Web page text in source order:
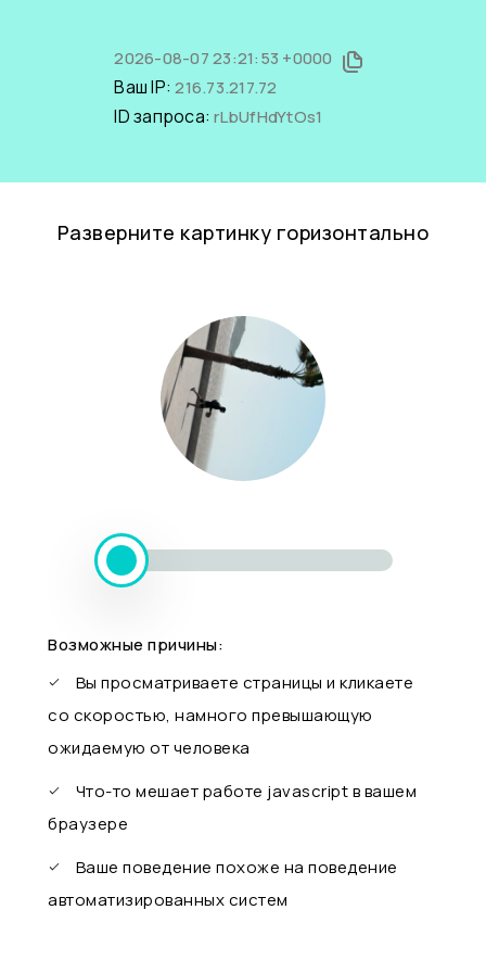
2026-08-07 23:21:53 +0000
Ваш IP:216.73.217.72
ID запроса:rLbUfHdYtOs1
Разверните картинку горизонтально
Возможные причины:
Вы просматриваете страницы и кликаете
со скоростью, намного превышающую
ожидаемую от человека
Что-то мешает работе javascript в вашем
браузере
Ваше поведение похоже на поведение
автоматизированных систем